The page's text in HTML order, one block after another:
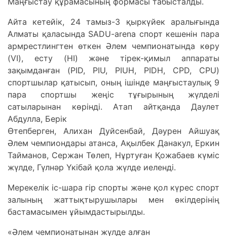
Айта кетейік, 24 тамыз-3 қыркүйек аралығында
Алматы қаласында SАDU-arena спорт кешенін пара
армрестлингтен өткен Әлем чемпионатында көру
(VI), есту (HI) және тірек-қимыл аппараты
зақымданған (PID, PIU, PIUH, PIDH, СPD, CPU)
спортшылар қатысып, оның ішінде маңғыстаулық 9
пара спортшы жеңіс тұғырының жүлделі
сатыларынан көрінді. Атап айтқанда Даулет
Абдулла, Берік
Өтепберген, Алихан Дуйсенбай, Дәурен Айшуақ
Әлем чемпиондары атанса, Ақылбек Данакул, Еркин
Тайманов, Сержан Төлеп, Нұртуған Қожабаев күміс
жүлде, Гүлнәр Үкібай қола жүлде иеленді.
Мерекелік іс-шара гір спорты және қол күрес спорт
залының жаттықтырушылары мен өкілдерінің
бастамасымен ұйымдастырылды.
«Әлем чемпионатынан жүлде алған